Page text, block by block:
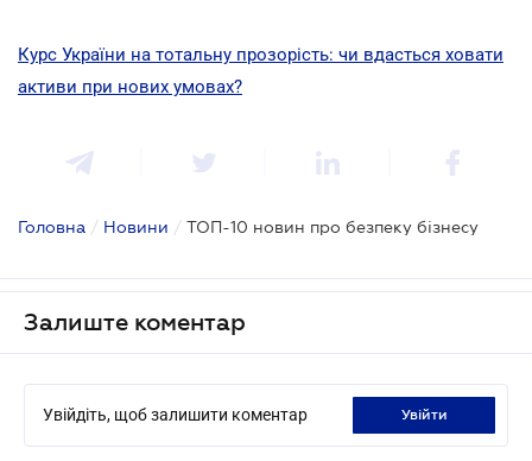
Курс України на тотальну прозорість: чи вдасться ховати
активи при нових умовах?
Головна / Новини / ТОП-10 новин про безпеку бізнесу
Залиште коментар
Увійдіть, щоб залишити коментар увійти